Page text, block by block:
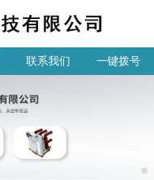
联系我们 一键拨号